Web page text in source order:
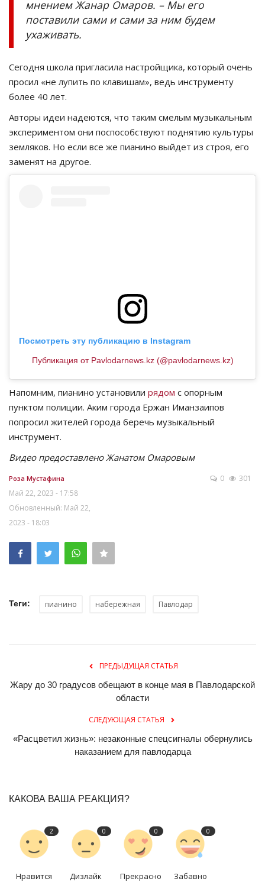
мнением Жанар Омаров. – Мы его
поставили сами и сами за ним будем
ухаживать.
Сегодня школа пригласила настройщика, который очень
просил «не лупить по клавишам», ведь инструменту
более 40 лет.
Авторы идеи надеются, что таким смелым музыкальным
экспериментом они поспособствуют поднятию культуры
земляков. Но если все же пианино выйдет из строя, его
заменят на другое.
Посмотреть эту публикацию в Instagram
Публикация от Pavlodarnews.kz (@pavlodarnews.kz)
Напомним, пианино установили рядом с опорным
пунктом полиции. Аким города Ержан Иманзаипов
попросил жителей города беречь музыкальный
инструмент.
Видео предоставлено Жанатом Омаровым
Роза Мустафина
Май 22, 2023 - 17:58
Обновленный: Май 22,
2023 - 18:03
0 301
Теги: пианино набережная Павлодар
ПРЕДЫДУЩАЯ СТАТЬЯ
Жару до 30 градусов обещают в конце мая в Павлодарской
области
СЛЕДУЮЩАЯ СТАТЬЯ
«Расцветил жизнь»: незаконные спецсигналы обернулись
наказанием для павлодарца
КАКОВА ВАША РЕАКЦИЯ?
2
Нравится
0
Дизлайк
0
Прекрасно
0
Забавно